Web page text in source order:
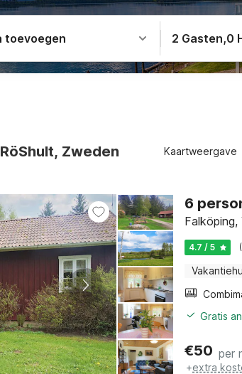
toevoegen 2 Gasten,0
Zweden Kaartweergave
6
Falköping,
4.7 / 5
Gratis
€50 per
+extra